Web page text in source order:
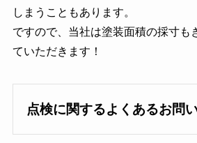
しまうこともあります。
ですので、当社は塗装面積の採寸も
ていただきます！
点検に関するよくあるお問